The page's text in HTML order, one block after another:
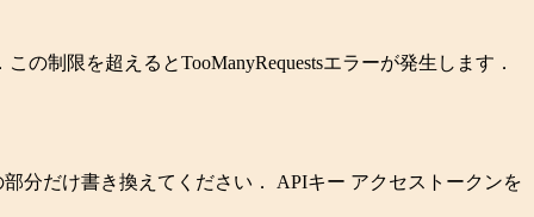
の制限を超えるとTooManyRequestsエラーが発生します．
分だけ書き換えてください． APIキー アクセストークンを